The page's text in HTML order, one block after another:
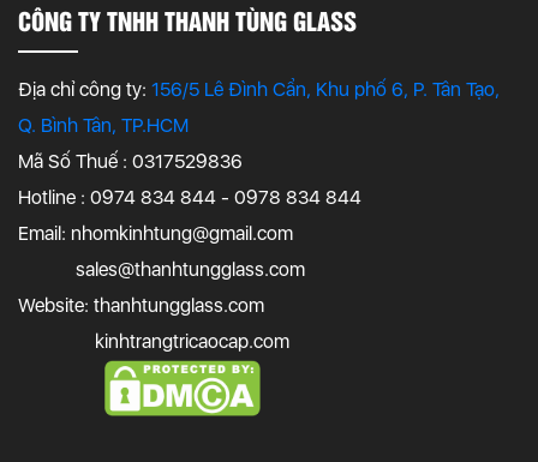
CÔNG TY TNHH THANH TÙNG GLASS
Địa chỉ công ty: 156/5 Lê Đình Cẩn, Khu phố 6, P. Tân Tạo,
Q. Bình Tân, TP.HCM
Mã Số Thuế : 0317529836
Hotline : 0974 834 844 - 0978 834 844
Email: nhomkinhtung@gmail.com
sales@thanhtungglass.com
Website: thanhtungglass.com
kinhtrangtricaocap.com